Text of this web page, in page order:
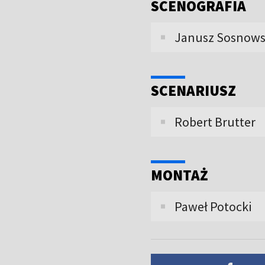
SCENOGRAFIA
Janusz
SCENARIUSZ
Robert Brutter
MONTAŻ
Paweł Potocki